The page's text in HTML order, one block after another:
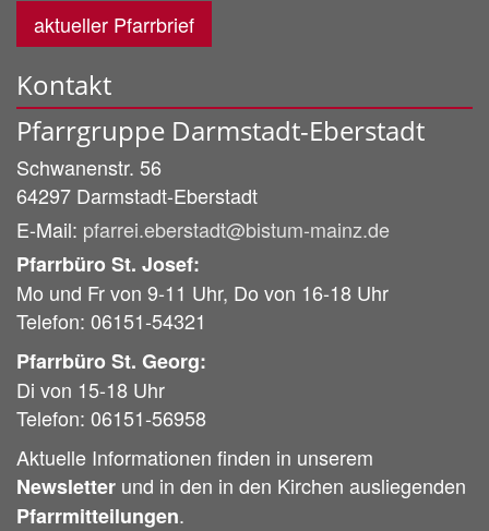
aktueller Pfarrbrief
Kontakt
Pfarrgruppe Darmstadt-Eberstadt
Schwanenstr. 56
64297 Darmstadt-Eberstadt
E-Mail: pfarrei.eberstadt@bistum-mainz.de
Pfarrbüro St. Josef:
Mo und Fr von 9-11 Uhr, Do von 16-18 Uhr
Telefon: 06151-54321
Pfarrbüro St. Georg:
Di von 15-18 Uhr
Telefon: 06151-56958
Aktuelle Informationen finden in unserem
Newsletter und in den in den Kirchen ausliegenden
Pfarrmitteilungen.